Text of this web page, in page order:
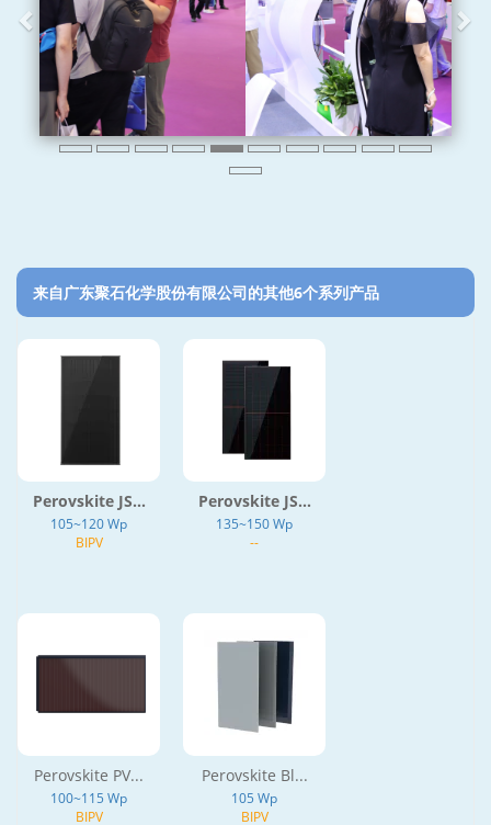
来自广东聚石化学股份有限公司的其他6个系列产品‎
Perovskite JS...
105~120 Wp
BIPV
Perovskite JS...
135~150 Wp
--
Perovskite PV...
100~115 Wp
BIPV
Perovskite Bl...
105 Wp
BIPV